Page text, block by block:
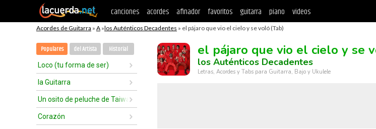
canciones acordes afinador favoritos guitarra piano videos
Acordes de Guitarra » A »los Auténticos Decadentes » el pájaro que vio el cielo y se voló (Tab)
Populares del Artista Historial
Loco (tu forma de ser)
la Guitarra
Un osito de peluche de Taiwan
Corazón
el pájaro que vio el cielo y se
los Auténticos Decadentes
Letras, Acordes y Tabs para Guitarra, Bajo y Ukulele